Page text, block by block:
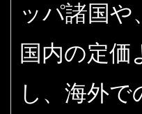
ッパ諸国
国内の定
し、海外